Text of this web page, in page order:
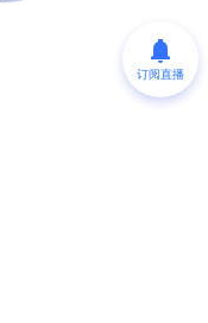
订阅直播